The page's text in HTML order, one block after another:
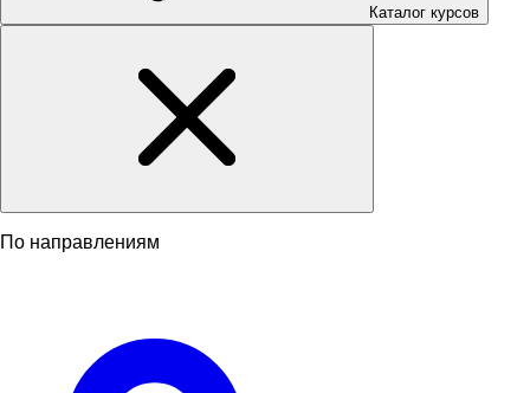
Каталог курсов
По направлениям